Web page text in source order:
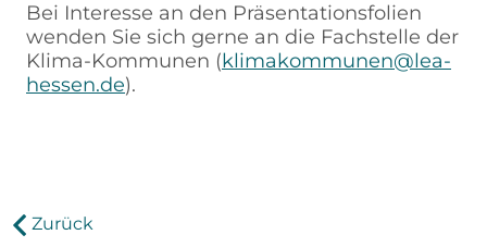
Bei Interesse an den Präsentationsfolien
wenden Sie sich gerne an die Fachstelle der
Klima-Kommunen (klimakommunen@lea-
hessen.de).
Zurück